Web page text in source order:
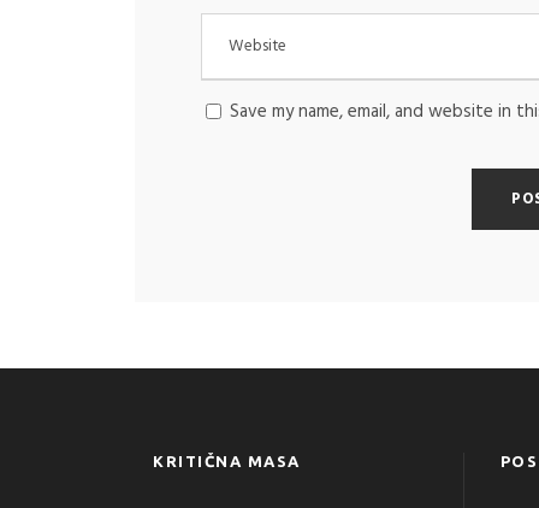
Save my name, email, and website in
KRITIČNA MASA